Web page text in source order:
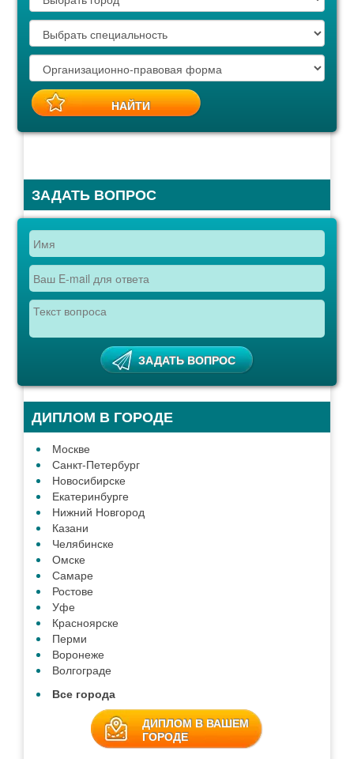
ЗАДАТЬ ВОПРОС
ДИПЛОМ В ГОРОДЕ
Москве
Санкт-Петербург
Новосибирске
Екатеринбурге
Нижний Новгород
Казани
Челябинске
Омске
Самаре
Ростове
Уфе
Красноярске
Перми
Воронеже
Волгограде
Все города
ДИПЛОМ В ВАШЕМ
ГОРОДЕ